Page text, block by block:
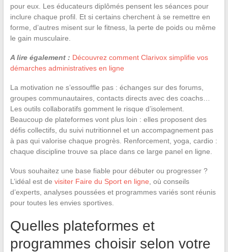
pour eux. Les éducateurs diplômés pensent les séances pour
inclure chaque profil. Et si certains cherchent à se remettre en
forme, d’autres misent sur le fitness, la perte de poids ou même
le gain musculaire.
A lire également : Découvrez comment Clarivox simplifie vos
démarches administratives en ligne
La motivation ne s’essouffle pas : échanges sur des forums,
groupes communautaires, contacts directs avec des coachs…
Les outils collaboratifs gomment le risque d’isolement.
Beaucoup de plateformes vont plus loin : elles proposent des
défis collectifs, du suivi nutritionnel et un accompagnement pas
à pas qui valorise chaque progrès. Renforcement, yoga, cardio :
chaque discipline trouve sa place dans ce large panel en ligne.
Vous souhaitez une base fiable pour débuter ou progresser ?
L’idéal est de visiter Faire du Sport en ligne , où conseils
d’experts, analyses poussées et programmes variés sont réunis
pour toutes les envies sportives.
Quelles plateformes et
programmes choisir selon votre